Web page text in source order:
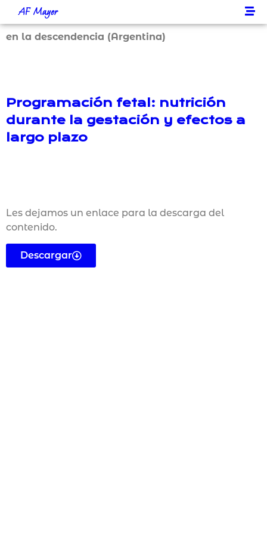
AF Mayer
en la descendencia (Argentina)
Programación fetal: nutrición
durante la gestación y efectos a
largo plazo
Les dejamos un enlace para la descarga del
contenido.
Descargar